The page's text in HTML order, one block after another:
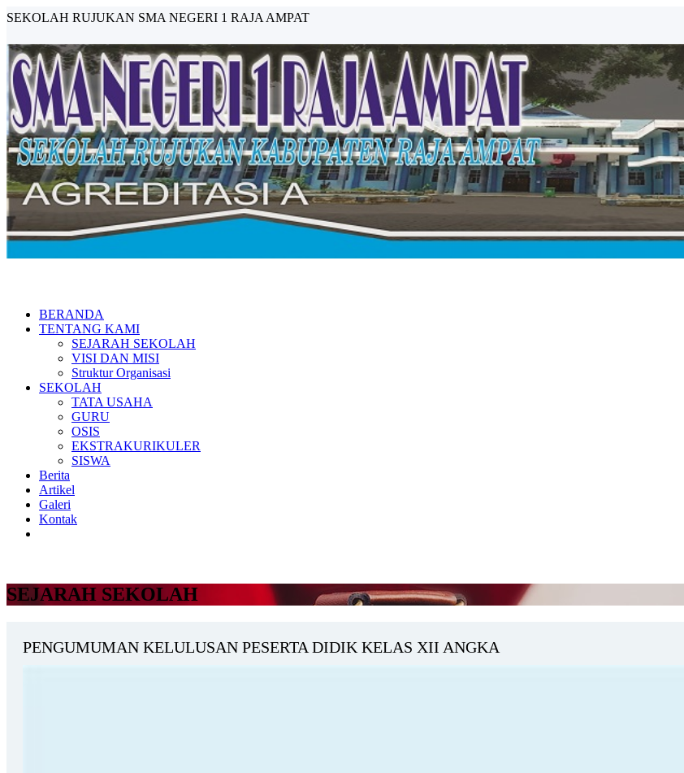
SEKOLAH RUJUKAN SMA NEGERI 1 RAJA AMPAT
BERANDA
TENTANG KAMI
SEJARAH SEKOLAH
VISI DAN MISI
Struktur Organisasi
SEKOLAH
TATA USAHA
GURU
OSIS
EKSTRAKURIKULER
SISWA
Berita
Artikel
Galeri
Kontak
SEJARAH SEKOLAH
PENGUMUMAN KELULUSAN PESERTA DIDIK KELAS XII ANGKA